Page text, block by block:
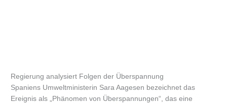
Regierung analysiert Folgen der Überspannung
Spaniens Umweltministerin Sara Aagesen bezeichnet das
Ereignis als „Phänomen von Überspannungen“, das eine